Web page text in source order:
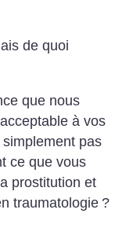
de quoi
que nous
à vos
pas
ce que vous
prostitution et
traumatologie ?